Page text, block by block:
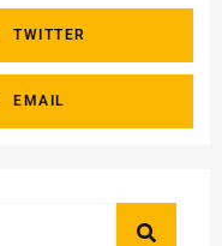
TWITTER
EMAIL